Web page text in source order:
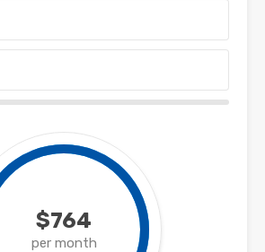
$764
per month